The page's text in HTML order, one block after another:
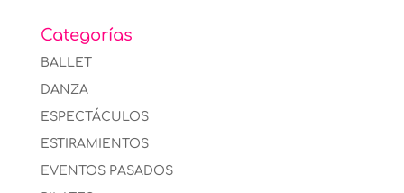
Categorías
BALLET
DANZA
ESPECTÁCULOS
ESTIRAMIENTOS
EVENTOS PASADOS